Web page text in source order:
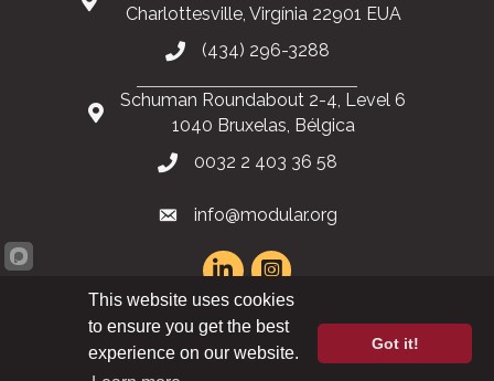
Charlottesville, Virgínia 22901 EUA
(434) 296-3288
Schuman Roundabout 2-4, Level 6
1040 Bruxelas, Bélgica
0032 2 403 36 58
info@modular.org
Mapa do site XML|Mapa do site HTML
This website uses cookies
to ensure you get the best
experience on our website.
Got it!